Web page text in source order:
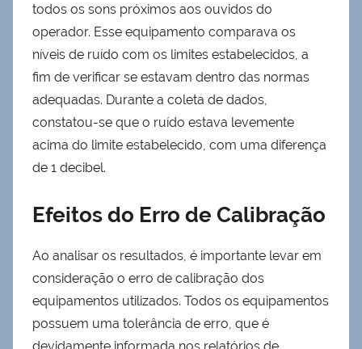
todos os sons próximos aos ouvidos do
operador. Esse equipamento comparava os
níveis de ruído com os limites estabelecidos, a
fim de verificar se estavam dentro das normas
adequadas. Durante a coleta de dados,
constatou-se que o ruído estava levemente
acima do limite estabelecido, com uma diferença
de 1 decibel.
Efeitos do Erro de Calibração
Ao analisar os resultados, é importante levar em
consideração o erro de calibração dos
equipamentos utilizados. Todos os equipamentos
possuem uma tolerância de erro, que é